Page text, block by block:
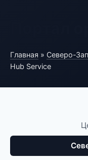
Главная » Северо-
Hub Service